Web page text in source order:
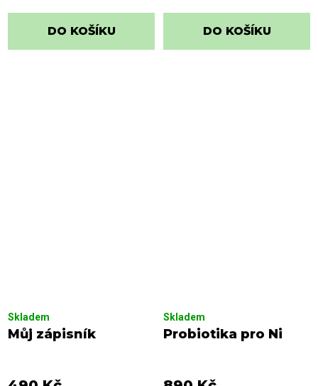
DO KOŠÍKU DO KOŠÍKU
Můj zápisník
Skladem
Probiotika pro Ni
Skladem